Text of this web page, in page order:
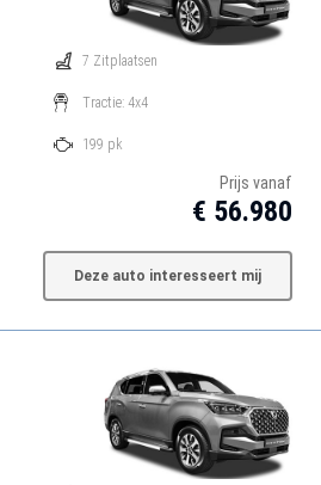
7 Zitplaatsen
Tractie: 4x4
199 pk
Prijs vanaf
€ 56.980
Deze auto interesseert mij